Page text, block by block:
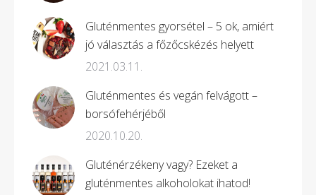
Gluténmentes gyorsétel – 5 ok, amiért
jó választás a főzőcskézés helyett
2021.03.11.
Gluténmentes és vegán felvágott –
borsófehérjéből
2020.10.20.
Gluténérzékeny vagy? Ezeket a
gluténmentes alkoholokat ihatod!